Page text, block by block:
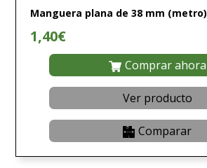
Manguera plana de 38 mm (metro)
1,40€
Comprar ahora
Ver producto
Comparar